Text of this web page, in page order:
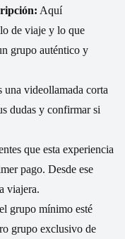
Aquí
de viaje y lo que
grupo auténtico y
una videollamada corta
dudas y confirmar si
que esta experiencia
pago. Desde ese
viajera.
grupo mínimo esté
grupo exclusivo de